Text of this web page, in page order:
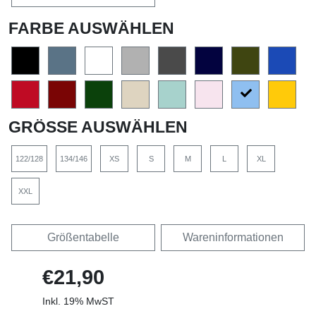
FARBE AUSWÄHLEN
GRÖSSE AUSWÄHLEN
122/128 134/146 XS S M L XL
XXL
Größentabelle Wareninformationen
€21,90
Inkl. 19% MwST